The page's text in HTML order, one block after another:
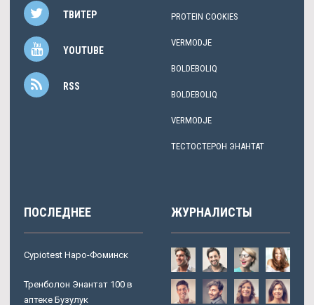
ТВИТЕР
YOUTUBE
RSS
PROTEIN COOKIES
VERMODJE
BOLDEBOLIQ
BOLDEBOLIQ
VERMODJE
ТЕСТОСТЕРОН ЭНАНТАТ
ПОСЛЕДНЕЕ
Cypiotest Наро-Фоминск
Тренболон Энантат 100 в
аптеке Бузулук
ЖУРНАЛИСТЫ